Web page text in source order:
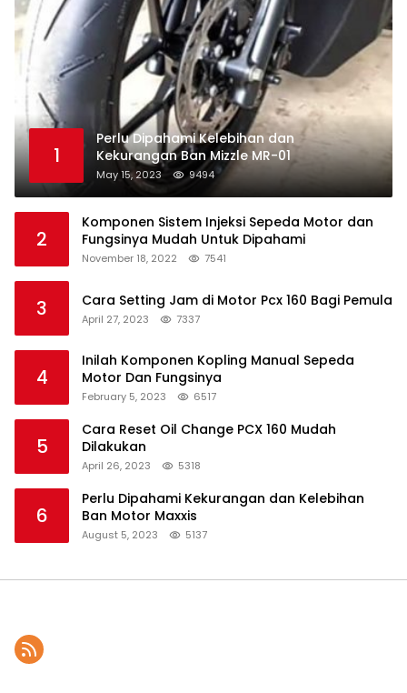
1
Perlu Dipahami Kelebihan dan
Kekurangan Ban Mizzle MR-01
May 15, 2023 9494
2
Komponen Sistem Injeksi Sepeda Motor dan
Fungsinya Mudah Untuk Dipahami
November 18, 2022 7541
3 Cara Setting Jam di Motor Pcx 160 Bagi Pemula
April 27, 2023 7337
4
Inilah Komponen Kopling Manual Sepeda
Motor Dan Fungsinya
February 5, 2023 6517
5
Cara Reset Oil Change PCX 160 Mudah
Dilakukan
April 26, 2023 5318
6
Perlu Dipahami Kekurangan dan Kelebihan
Ban Motor Maxxis
August 5, 2023 5137